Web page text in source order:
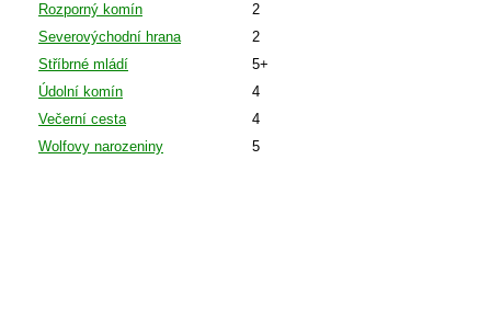
Rozporný komín
2
Severovýchodní hrana
2
Stříbrné mládí
5+
Údolní komín
4
Večerní cesta
4
Wolfovy narozeniny
5